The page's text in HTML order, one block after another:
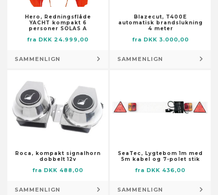
Skraldeposer
Skraldopbevaring
Skraldopbevaring – tilbehør
Tæpper til trappetrin
Vaskemidler
Indretning
Adresseskilte
Bogstøtter
Dekorative bakker
Dekorative krukker
Dekorative skåle
Dekorative tallerkener
Dekorative tavler
Drømmefangere
Isenkram – tilbehør
Afdækning
Afmærknings- og advarselstape
Beslag
Fastgøringselementer
Fjedre
Forme til metalstøbning
Gasslanger
Kroge, spænder og
befæstelseselementer
Nederdele
Overtøj
Shorts
Skorts
Traditionelt og ceremonielt tøj
Tøj til babyer og småbørn
Tøj til bryllup og bryllupsfester
Tøjsæt
Uniformer
Hero, Redningsflåde
YACHT kompakt 6
personer SOLAS A
fra DKK 24.999,00
SAMMENLIGN
Blazecut, T400E
automatisk brandslukning
4 meter
fra DKK 3.000,00
SAMMENLIGN
Roca, kompakt signalhorn
dobbelt 12v
fra DKK 488,00
SAMMENLIGN
SeaTec, Lygtebom 1m med
5m kabel og 7-polet stik
fra DKK 436,00
SAMMENLIGN